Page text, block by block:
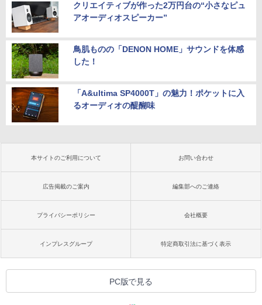
クリエイティブが作った2万円台の“小さなピュ
アオーディオスピーカー”
鳥肌ものの「DENON HOME」サウンドを体感
した！
「A&ultima SP4000T」の魅力！ポケットに入
るオーディオの醍醐味
本サイトのご利用について お問い合わせ
広告掲載のご案内 編集部へのご連絡
プライバシーポリシー 会社概要
インプレスグループ 特定商取引法に基づく表示
PC版で見る